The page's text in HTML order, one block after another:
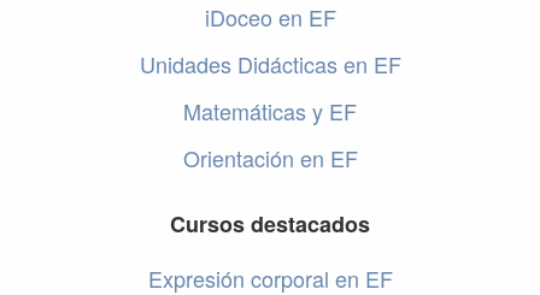
iDoceo en EF
Unidades Didácticas en EF
Matemáticas y EF
Orientación en EF
Cursos destacados
Expresión corporal en EF